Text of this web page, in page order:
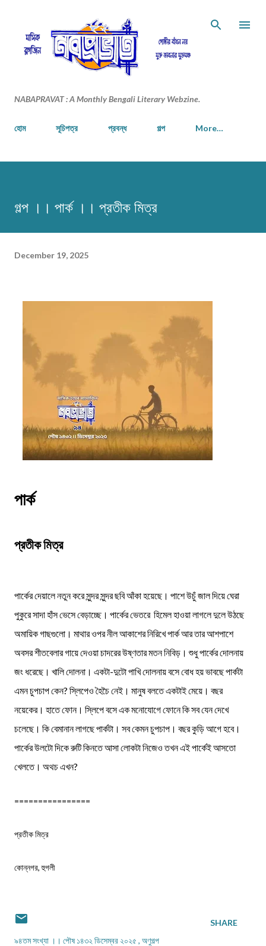
NABAPRAVAT : A Monthly Bengali Literary Webzine.
হোম সূচিপত্র প্রবন্ধ গল্প More…
গল্প ।। পার্ক ।। প্রতীক মিত্র
December 19, 2025
পার্ক
প্রতীক মিত্র
পার্কের দেয়ালে নতুন করে সুন্দর সুন্দর ছবি আঁকা হয়েছে। পাশে উচুঁ জাল দিয়ে ঘেরা
পুকুরে সাদা হাঁস ভেসে বেড়াচ্ছে। পার্কের ভেতরে হিমেল হাওয়া লাগলে দুলে উঠছে
অমায়িক গাছগুলো। মাথার ওপর নীল আকাশের নিরিখে পার্ক আর তার আশপাশে
অবসর শীতবেলার গায়ে দেওয়া চাদরের উষ্ণতার মতন নিবিড়। শুধু পার্কের দোলনায়
জং ধরেছে। খালি দোলনা। একটা-দুটো পাখি দোলনায় বসে বোধ হয় ভাবছে পার্কটা
এমন চুপচাপ কেন? স্লিপেও হৈচৈ নেই। মানুষ বলতে একটাই মেয়ে। বছর
নয়েকের। হাতে ফোন। স্লিপে বসে এক মনোযোগে ফোনে কি সব যেন দেখে
চলেছে। কি বেমানান লাগছে পার্কটা। সব কেমন চুপচাপ। বছর কুড়ি আগে হবে।
পার্কের উলটো দিকে রুটি কিনতে আসা লোকটা নিজেও তখন এই পার্কেই আসতো
খেলতে। অথচ এখন?
================
প্রতীক মিত্র
কোন্নগর, হুগলী
৯৪তম সংখ্যা ।। পৌষ ১৪৩২ ডিসেম্বর ২০২৫ অণুগল্প
SHARE